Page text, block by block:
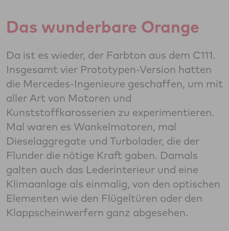
Das wunderbare Orange
Da ist es wieder, der Farbton aus dem C111.
Insgesamt vier Prototypen-Version hatten
die Mercedes-Ingenieure geschaffen, um mit
aller Art von Motoren und
Kunststoffkarosserien zu experimentieren.
Mal waren es Wankelmotoren, mal
Dieselaggregate und Turbolader, die der
Flunder die nötige Kraft gaben. Damals
galten auch das Lederinterieur und eine
Klimaanlage als einmalig, von den optischen
Elementen wie den Flügeltüren oder den
Klappscheinwerfern ganz abgesehen.